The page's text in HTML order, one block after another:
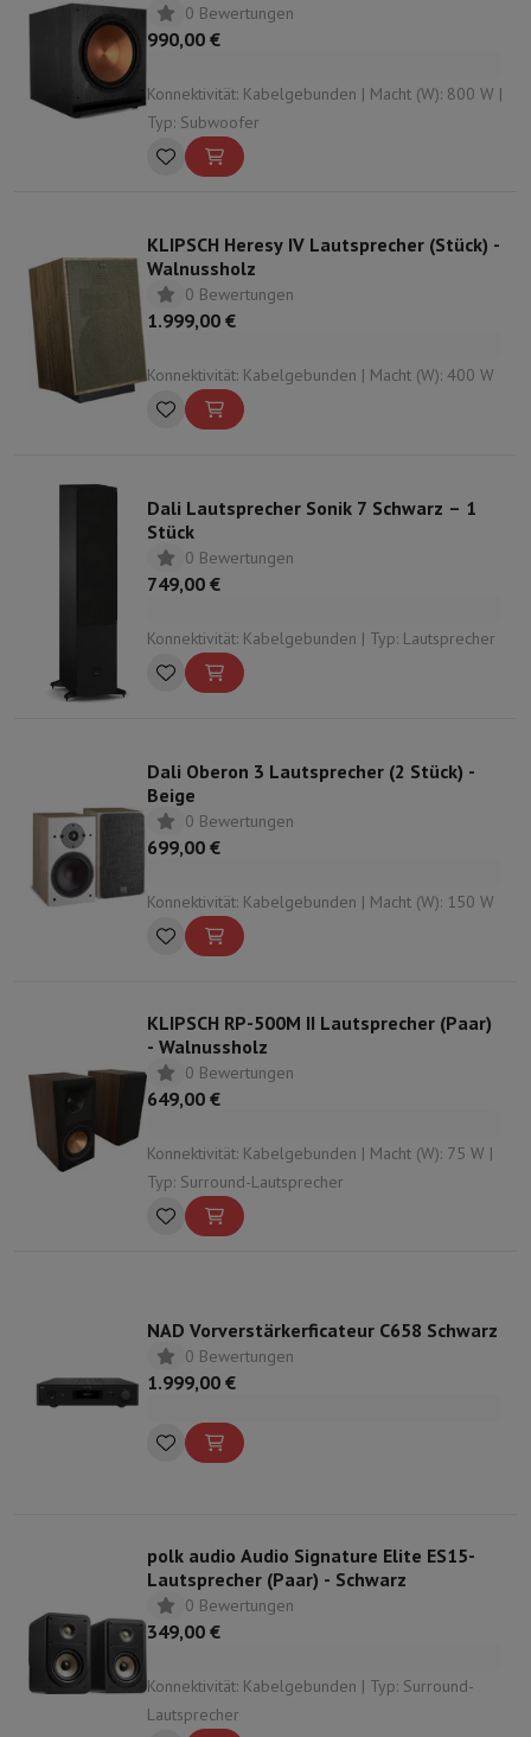
0 Bewertungen
990,00 €
Konnektivität: Kabelgebunden | Macht (W): 800 W |
Typ: Subwoofer
KLIPSCH Heresy IV Lautsprecher (Stück) -
Walnussholz
0 Bewertungen
1.999,00 €
Konnektivität: Kabelgebunden | Macht (W): 400 W
Dali Lautsprecher Sonik 7 Schwarz – 1
Stück
0 Bewertungen
749,00 €
Konnektivität: Kabelgebunden | Typ: Lautsprecher
Dali Oberon 3 Lautsprecher (2 Stück) -
Beige
0 Bewertungen
699,00 €
Konnektivität: Kabelgebunden | Macht (W): 150 W
KLIPSCH RP-500M II Lautsprecher (Paar)
- Walnussholz
0 Bewertungen
649,00 €
Konnektivität: Kabelgebunden | Macht (W): 75 W |
Typ: Surround-Lautsprecher
NAD Vorverstärkerficateur C658 Schwarz
0 Bewertungen
1.999,00 €
polk audio Audio Signature Elite ES15-
Lautsprecher (Paar) - Schwarz
0 Bewertungen
349,00 €
Konnektivität: Kabelgebunden | Typ: Surround-
Lautsprecher